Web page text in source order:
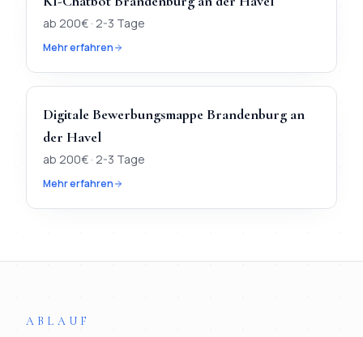
ab 200€ · 2-3 Tage
Mehr erfahren
Digitale Bewerbungsmappe Brandenburg an
der Havel
ab 200€ · 2-3 Tage
Mehr erfahren
ABLAUF